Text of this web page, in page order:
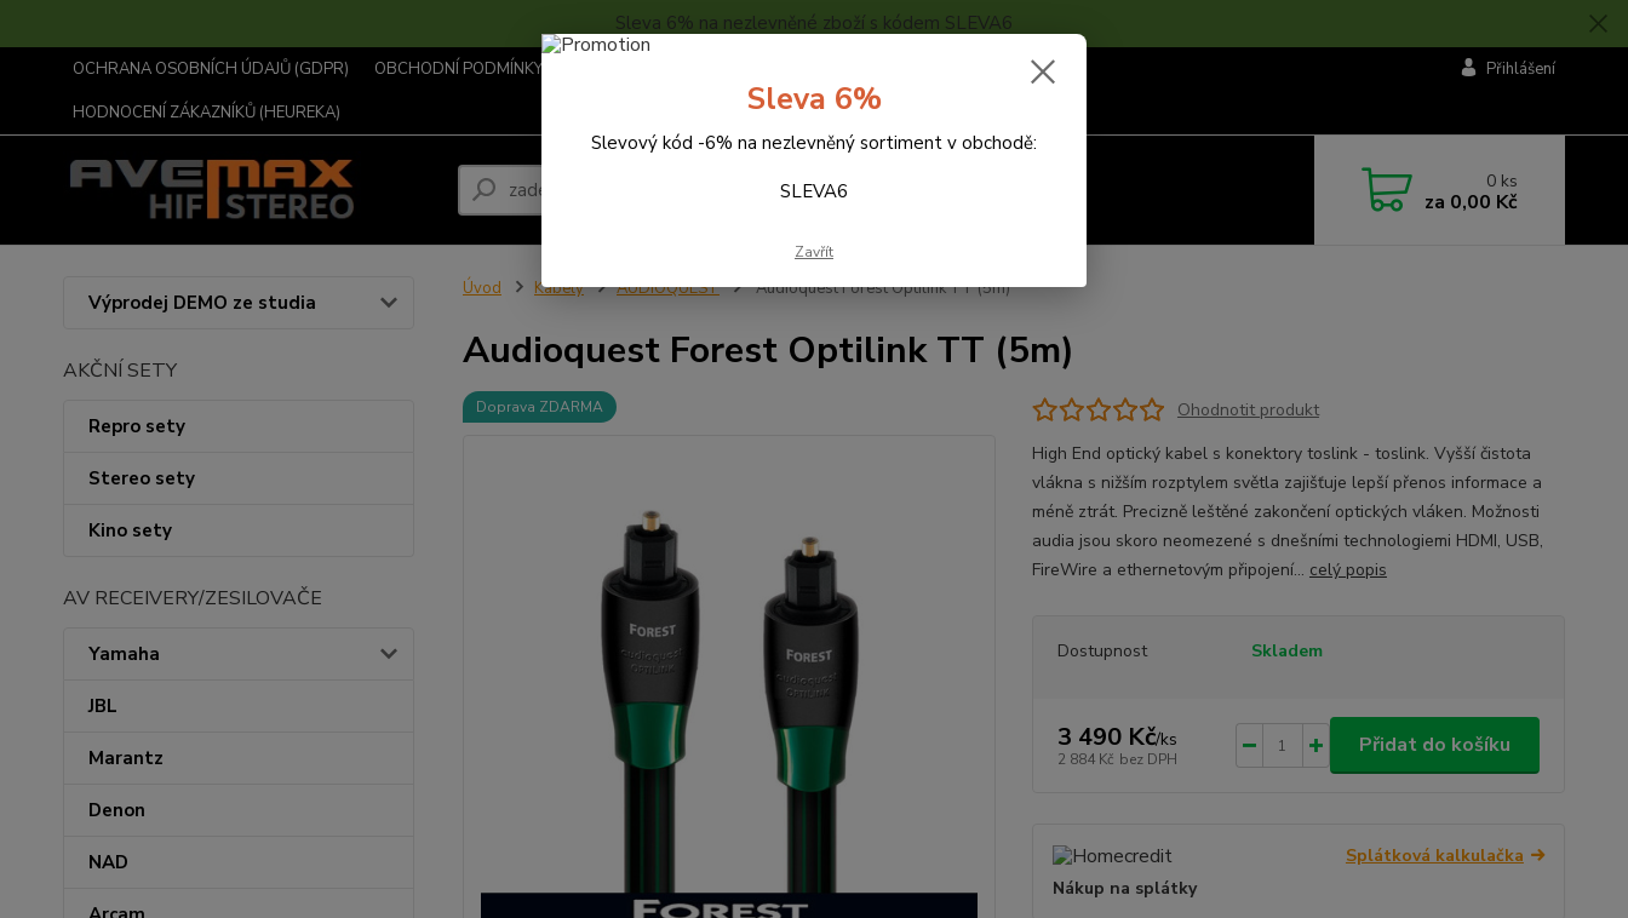
Sleva 6% na nezlevněné zboží s kódem SLEVA6
OCHRANA OSOBNÍCH ÚDAJŮ (GDPR) OBCHODNÍ PODMÍNKY ...
HODNOCENÍ ZÁKAZNÍKŮ (HEUREKA)
Přihlášení
Hledat 0 ks
za 0,00 Kč
Výprodej DEMO ze studia
AKČNÍ SETY
Repro sety
Stereo sety
Kino sety
AV RECEIVERY/ZESILOVAČE
Yamaha
JBL
Marantz
Denon
NAD
Úvod Kabely AUDIOQUEST Audioquest Forest Optilink TT (5m)
Audioquest Forest Optilink TT (5m)
Doprava ZDARMA
Ohodnotit produkt
High End optický kabel s konektory toslink - toslink. Vyšší čistota
vlákna s nižším rozptylem světla zajišťuje lepší přenos informace a
méně ztrát. Precizně leštěné zakončení optických vláken. Možnosti
audia jsou skoro neomezené s dnešními technologiemi HDMI, USB,
FireWire a ethernetovým připojení... celý popis
Dostupnost Skladem
3 490 Kč/ks
2 884 Kč bez DPH
Přidat do košíku
Splátková kalkulačka
Nákup na splátky
Sleva 6%
Slevový kód -6% na nezlevněný sortiment v obchodě:
SLEVA6
Zavřít